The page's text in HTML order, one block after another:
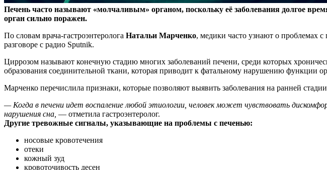
Печень часто называют «молчаливым» органом, поскольку её заболевания долгое
орган сильно поражен.
По словам врача-гастроэнтеролога Натальи Марченко, медики часто узнают о проблемах
разговоре с радио Sputnik.
Циррозом называют конечную стадию многих заболеваний печени, среди которых
образования соединительной ткани, которая приводит к фатальному нарушению функции
Марченко перечислила признаки, которые позволяют выявить заболевания на ранней
— Когда в печени идет воспаление любой этиологии, человек может чувствовать
нарушения сна, — отметила гастроэнтеролог.
Другие тревожные сигналы, указывающие на проблемы с печенью:
носовые кровотечения
отеки
кожный зуд
кровоточивость десен